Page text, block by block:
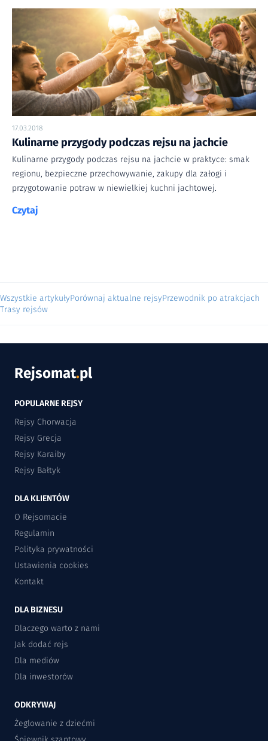
17.03.2018
Kulinarne przygody podczas rejsu na jachcie
Kulinarne przygody podczas rejsu na jachcie w praktyce: smak
regionu, bezpieczne przechowywanie, zakupy dla załogi i
przygotowanie potraw w niewielkiej kuchni jachtowej.
Czytaj
Wszystkie artykułyPorównaj aktualne rejsyPrzewodnik po atrakcjach
Trasy rejsów
Rejsomat.pl
POPULARNE REJSY
Rejsy Chorwacja
Rejsy Grecja
Rejsy Karaiby
Rejsy Bałtyk
DLA KLIENTÓW
O Rejsomacie
Regulamin
Polityka prywatności
Ustawienia cookies
Kontakt
DLA BIZNESU
Dlaczego warto z nami
Jak dodać rejs
Dla mediów
Dla inwestorów
ODKRYWAJ
Żeglowanie z dziećmi